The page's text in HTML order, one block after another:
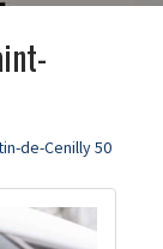
de-Cenilly 50